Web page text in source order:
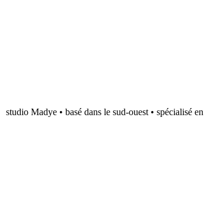
studio Madye • basé dans le sud-ouest • spécialisé